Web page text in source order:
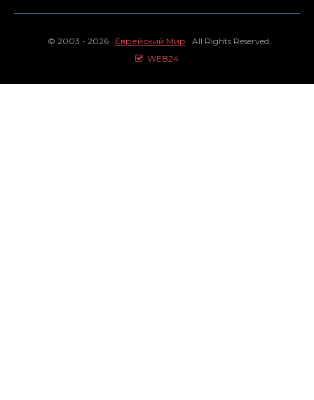
© 2003 - 2026 Еврейский Мир All Rights Reserved.
WEB24